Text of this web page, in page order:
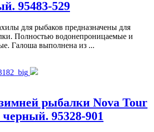
95483-529
для рыбаков предназначены для
Полностью водонепроницаемые и
Галоша выполнена из ...
рыбалки Nova Tour
95328-901